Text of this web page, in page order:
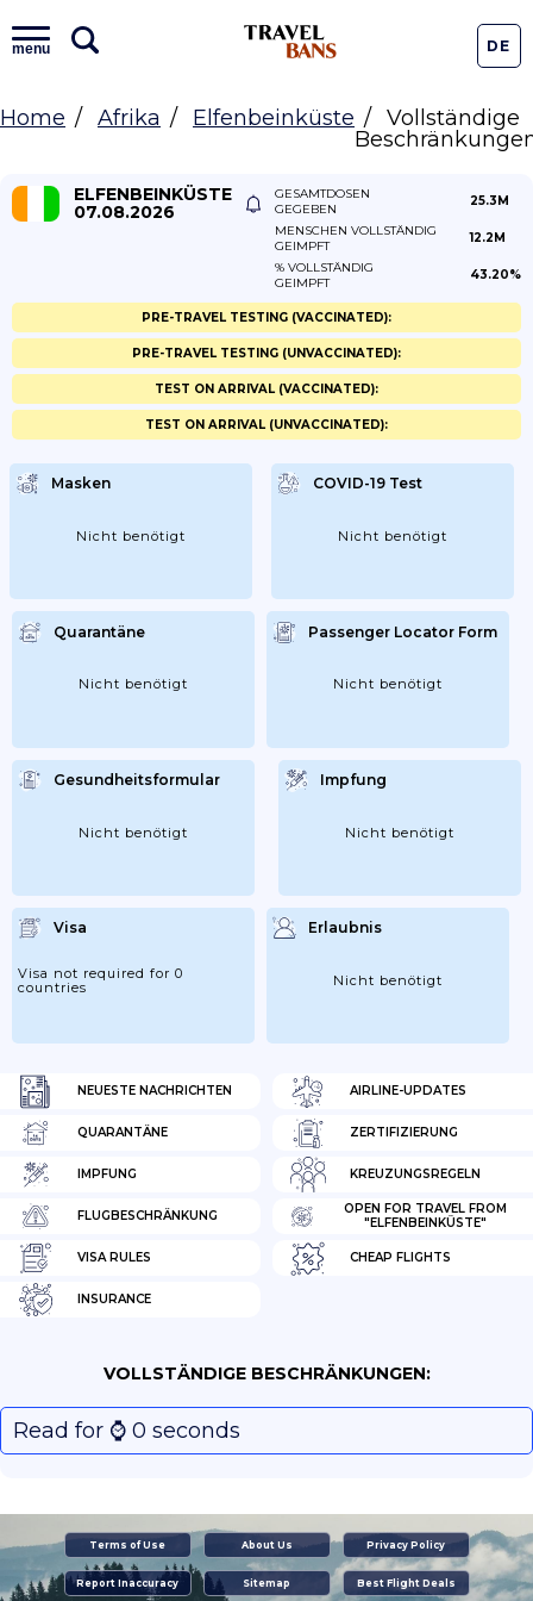
menu DE
Home Afrika Elfenbeinküste
Vollständige
ELFENBEINKÜSTE
07.08.2026
GESAMTDOSEN
GEGEBEN
25.3M
MENSCHEN VOLLSTÄNDIG
GEIMPFT
12.2M
% VOLLSTÄNDIG
GEIMPFT
43.20%
NEUESTE NACHRICHTEN AIRLINE-UPDATES
QUARANTÄNE ZERTIFIZIERUNG
IMPFUNG KREUZUNGSREGELN
FLUGBESCHRÄNKUNG
OPEN FOR TRAVEL FROM
"ELFENBEINKÜSTE"
VISA RULES CHEAP FLIGHTS
INSURANCE
Masken
Nicht benötigt
COVID-19 Test
Nicht benötigt
Quarantäne
Nicht benötigt
Passenger Locator Form
Nicht benötigt
Gesundheitsformular
Nicht benötigt
Impfung
Nicht benötigt
Visa
Visa not required for 0
countries
Erlaubnis
Nicht benötigt
PRE-TRAVEL TESTING (VACCINATED):
PRE-TRAVEL TESTING (UNVACCINATED):
TEST ON ARRIVAL (VACCINATED):
TEST ON ARRIVAL (UNVACCINATED):
VOLLSTÄNDIGE BESCHRÄNKUNGEN:
Read for ⌚️ 0 seconds
Terms of Use About Us Privacy Policy
Report Inaccuracy Sitemap Best Flight Deals